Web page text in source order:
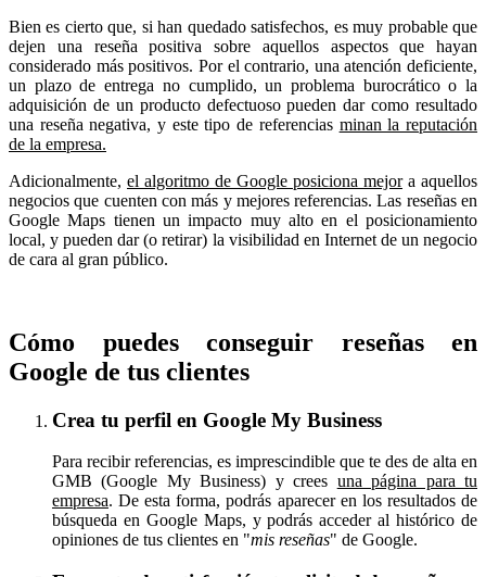
Bien es cierto que, si han quedado satisfechos, es muy probable que
dejen una reseña positiva sobre aquellos aspectos que hayan
considerado más positivos. Por el contrario, una atención deficiente,
un plazo de entrega no cumplido, un problema burocrático o la
adquisición de un producto defectuoso pueden dar como resultado
una reseña negativa, y este tipo de referencias minan la reputación
de la empresa.
Adicionalmente, el algoritmo de Google posiciona mejora aquellos
negocios que cuenten con más y mejores referencias. Las reseñas en
Google Maps tienen un impacto muy alto en el posicionamiento
local, y pueden dar (o retirar) la visibilidad en Internet de un negocio
de cara al gran público.
Cómo puedes conseguir reseñas en
Google de tus clientes
Crea tu perfil en Google My Business
Para recibir referencias, es imprescindible que te des de alta en
GMB (Google My Business) y crees una página para tu
empresa. De esta forma, podrás aparecer en los resultados de
búsqueda en Google Maps, y podrás acceder al histórico de
opiniones de tus clientes en "mis reseñas" de Google.